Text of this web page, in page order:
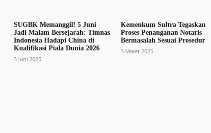
SUGBK Memanggil! 5 Juni
Jadi Malam Bersejarah: Timnas
Indonesia Hadapi China di
Kualifikasi Piala Dunia 2026
3 Juni 2025
Kemenkum Sultra Tegaskan
Proses Penanganan Notaris
Bermasalah Sesuai Prosedur
3 Maret 2025